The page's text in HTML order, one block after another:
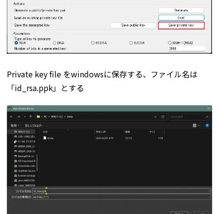
Private key file をwindowsに保存する、ファイル名は
「id_rsa.ppk」とする